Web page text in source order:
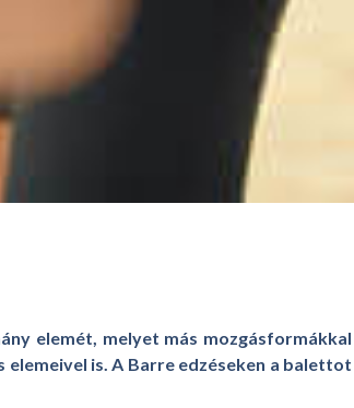
elemét, melyet más mozgásformákkal
is. A Barre edzéseken a balettot